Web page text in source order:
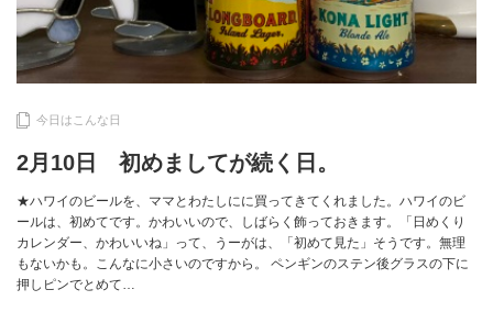
今日はこんな日
2月10日 初めましてが続く日。
★ハワイのビールを、ママとわたしにに買ってきてくれました。ハワイのビ
ールは、初めてです。かわいいので、しばらく飾っておきます。「日めくり
カレンダー、かわいいね」って、うーがは、「初めて見た」そうです。無理
もないかも。こんなに小さいのですから。 ペンギンのステン後グラスの下に
押しピンでとめて…